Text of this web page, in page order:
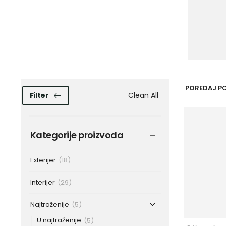
Filter Clean All
Kategorije proizvoda
Exterijer (18)
Interijer (29)
Najtraženije (5)
U najtraženije (5)
POREDAJ